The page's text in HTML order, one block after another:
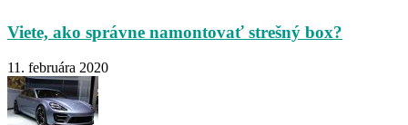
Viete, ako správne namontovať strešný box?
11. februára 2020